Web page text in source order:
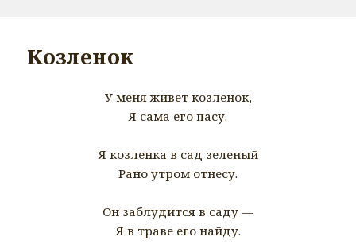
Козленок
У меня живет козленок,
Я сама его пасу.
Я козленка в сад зеленый
Рано утром отнесу.
Он заблудится в саду —
Я в траве его найду.